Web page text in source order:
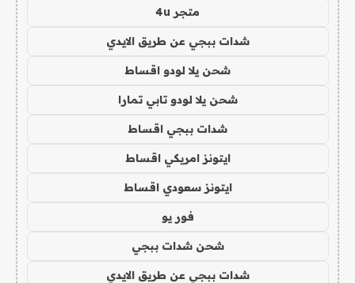
متجر 4u
شدات ببجي عن طريق الايدي
شحن يلا لودو اقساط
شحن يلا لودو تابي تمارا
شدات ببجي اقساط
ايتونز امريكي اقساط
ايتونز سعودي اقساط
فور يو
شحن شدات ببجي
شدات ببجي عن طريق الايدي